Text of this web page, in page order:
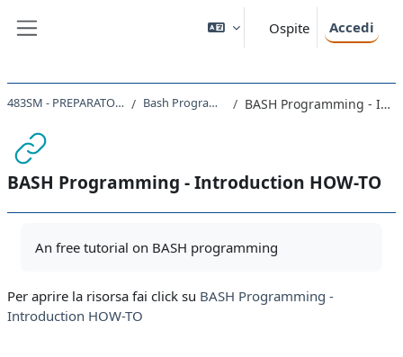
Ospite Accedi
483SM - PREPARATORY COURSE 2022 Bash Programming and Git BASH Programming - Introduction HOW-TO
BASH Programming - Introduction HOW-TO
An free tutorial on BASH programming
Per aprire la risorsa fai click su BASH Programming -
Introduction HOW-TO